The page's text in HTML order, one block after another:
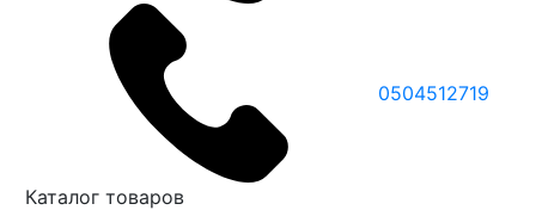
0504512719
Каталог товаров